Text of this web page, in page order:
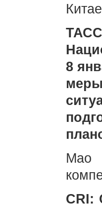
8
Мао
CRI: